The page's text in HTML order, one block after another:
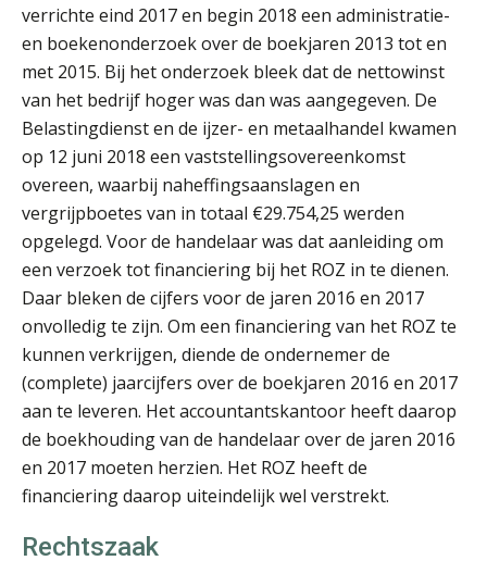
verrichte eind 2017 en begin 2018 een administratie-
en boekenonderzoek over de boekjaren 2013 tot en
met 2015. Bij het onderzoek bleek dat de nettowinst
van het bedrijf hoger was dan was aangegeven. De
Belastingdienst en de ijzer- en metaalhandel kwamen
op 12 juni 2018 een vaststellingsovereenkomst
overeen, waarbij naheffingsaanslagen en
vergrijpboetes van in totaal €29.754,25 werden
opgelegd. Voor de handelaar was dat aanleiding om
een verzoek tot financiering bij het ROZ in te dienen.
Daar bleken de cijfers voor de jaren 2016 en 2017
onvolledig te zijn. Om een financiering van het ROZ te
kunnen verkrijgen, diende de ondernemer de
(complete) jaarcijfers over de boekjaren 2016 en 2017
aan te leveren. Het accountantskantoor heeft daarop
de boekhouding van de handelaar over de jaren 2016
en 2017 moeten herzien. Het ROZ heeft de
financiering daarop uiteindelijk wel verstrekt.
Rechtszaak
Imke Bos
Koert van Loon
Rohalt Janssens